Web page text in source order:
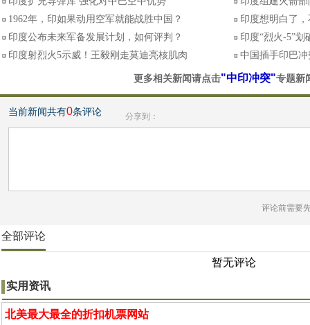
1962年，印如果动用空军就能战胜中国？
印度想明白了
印度公布未来军备发展计划，如何评判？
印度“烈火-5”
印度射烈火5示威！王毅刚走莫迪亮核肌肉
中国插手印巴
更多相关新闻请点击"中印冲突"专题新
当前新闻共有0条评论 分享到：
评论前需要
全部评论
暂无评论
实用资讯
北美最大最全的折扣机票网站